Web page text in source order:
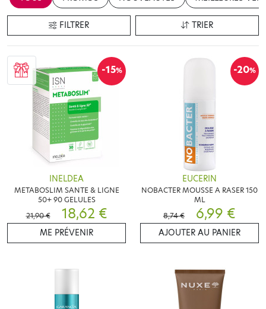
FILTRER TRIER
-15%
INELDEA
METABOSLIM SANTE & LIGNE
50+ 90 GELULES
21,90 €
18,62 €
ME PRÉVENIR
-20%
EUCERIN
NOBACTER MOUSSE A RASER 150
ML
8,74 €
6,99 €
AJOUTER AU PANIER